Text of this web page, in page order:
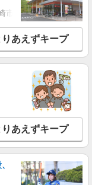
額支給(ガソリン代含
細を見る
払い・日払い・週払いOK
細を見る
市・太田市・館林市
りあえずキープ
りあえずキープ